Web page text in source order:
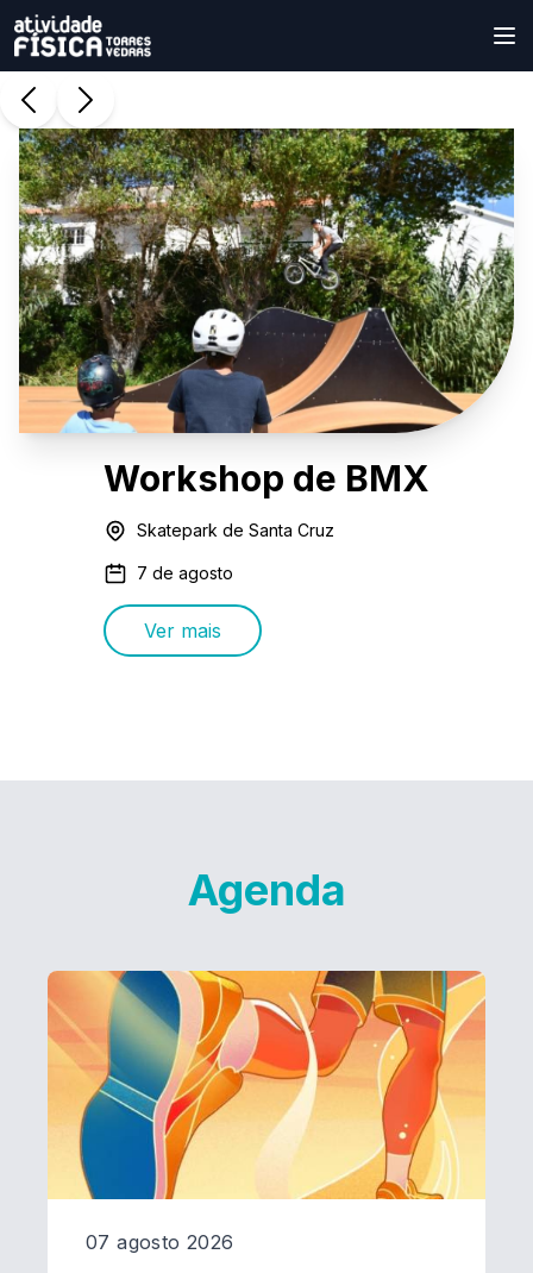
Workshop de BMX
Skatepark de Santa Cruz
7 de agosto
Ver mais
Agenda
07 agosto 2026